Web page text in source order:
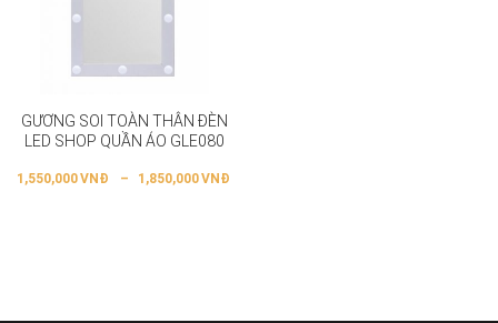
GƯƠNG SOI TOÀN THÂN ĐÈN
LED SHOP QUẦN ÁO GLE080
1,550,000VNĐ – 1,850,000VNĐ